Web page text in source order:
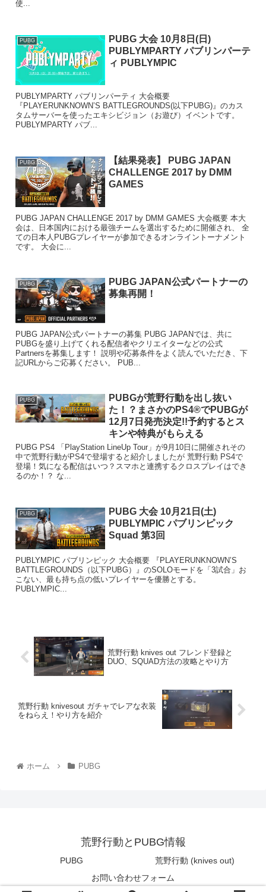
使...
PUBG
PUBG 大会 10月8日(日)
PUBLYMPARTY パブリンパーテ
ィ PUBLYMPIC
PUBLYMPARTY パブリンパーティ 大会概要
『PLAYERUNKNOWN’S BATTLEGROUNDS(以下PUBG)』のカス
タムサーバーを使ったエキシビジョン（お遊び）イベントです。
PUBLYMPARTY パブ...
PUBG
【結果発表】 PUBG JAPAN
CHALLENGE 2017 by DMM
GAMES
PUBG JAPAN CHALLENGE 2017 by DMM GAMES 大会概要 本大
会は、日本国内における最強チームを選出するために開催され、 全
ての日本人PUBGプレイヤーが参加できるオンライントーナメント
です。 大会に...
PUBG
PUBG JAPAN公式パートナーの
募集再開！
PUBG JAPAN公式パートナーの募集 PUBG JAPANでは、共に
PUBGを盛り上げてくれる配信者やクリエイターなどの公式
Partnersを募集します！ 説明や応募条件をよく読んでいただき、下
記URLからご応募ください。 PUB...
PUBG
PUBGが荒野行動を出し抜い
た！？まさかのPS4®でPUBGが
12月7日発売決定!!予約するとス
キンや特典がもらえる
PUBG PS4 「PlayStation LineUp Tour」が9月10日に開催されその
中で荒野行動がPS4で登場すると紹介しましたが 荒野行動 PS4で
登場！気になる配信はいつ？スマホと連携するクロスプレイはでき
るのか！？ な...
PUBG
PUBG 大会 10月21日(土)
PUBLYMPIC パブリンピック
Squad 第3回
PUBLYMPIC パブリンピック 大会概要 『PLAYERUNKNOWN’S
BATTLEGROUNDS（以下PUBG）』のSOLOモードを「3試合」お
こない、最も持ち点の低いプレイヤーを優勝とする。
PUBLYMPIC...
荒野行動 knives out フレンド登録と
DUO、SQUAD方法の攻略とやり方
荒野行動 knivesout ガチャでレアな衣装
をねらえ！やり方を紹介
ホーム PUBG
荒野行動とPUBG情報
PUBG
荒野行動 (knives out)
お問い合わせフォーム